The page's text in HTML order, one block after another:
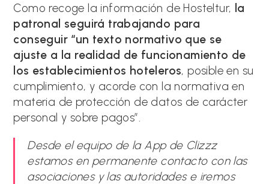
Como recoge la información de Hosteltur, la
patronal seguirá trabajando para
conseguir “un texto normativo que se
ajuste a la realidad de funcionamiento de
los establecimientos hoteleros, posible en su
cumplimiento, y acorde con la normativa en
materia de protección de datos de carácter
personal y sobre pagos”.
Desde el equipo de la App de Clizzz
estamos en permanente contacto con las
asociaciones y las autoridades e iremos